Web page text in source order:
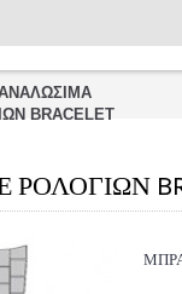
BRACELET